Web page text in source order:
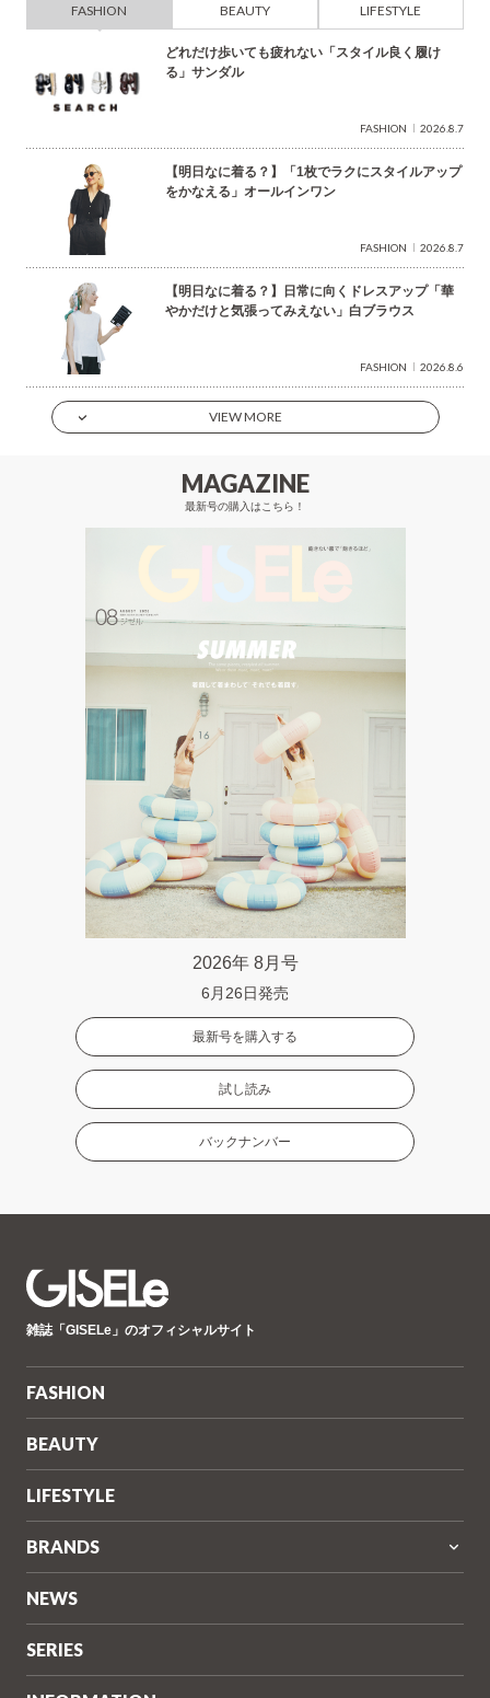
FASHION BEAUTY LIFESTYLE
どれだけ歩いても疲れない「スタイル良く履け
る」サンダル
FASHION 2026.8.7
【明日なに着る？】「1枚でラクにスタイルアップ
をかなえる」オールインワン
FASHION 2026.8.7
【明日なに着る？】日常に向くドレスアップ「華
やかだけと気張ってみえない」白ブラウス
FASHION 2026.8.6
VIEW MORE
MAGAZINE
最新号の購入はこちら！
2026年 8月号
6月26日発売
最新号を購入する
試し読み
バックナンバー
ゼ
雑誌「GISELe」のオフィシャルサイト
FASHION
BEAUTY
LIFESTYLE
BRANDS
NEWS
SERIES